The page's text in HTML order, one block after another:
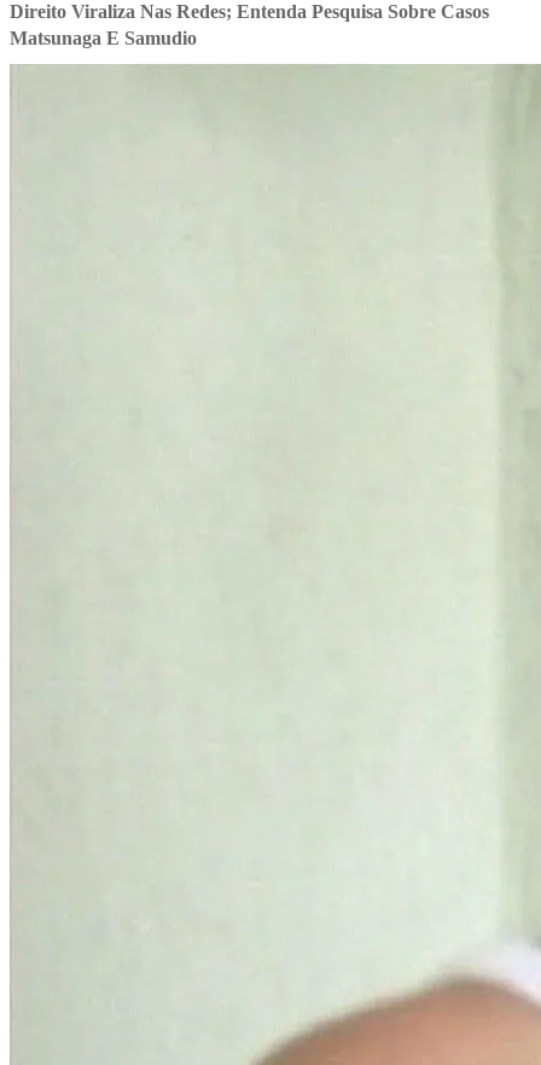
Direito Viraliza Nas Redes; Entenda Pesquisa Sobre Casos
Matsunaga E Samudio